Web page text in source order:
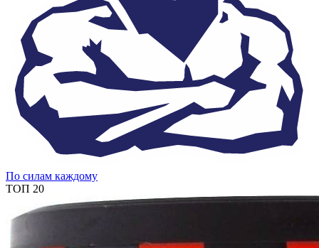
По силам каждому
ТОП 20